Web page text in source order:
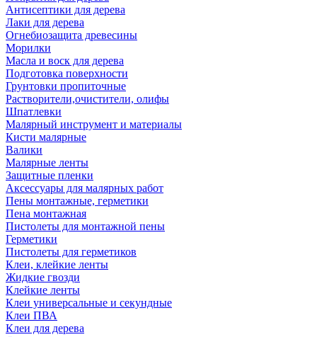
Антисептики для дерева
Лаки для дерева
Огнебиозащита древесины
Морилки
Масла и воск для дерева
Подготовка поверхности
Грунтовки пропиточные
Растворители,очистители, олифы
Шпатлевки
Малярный инструмент и материалы
Кисти малярные
Валики
Малярные ленты
Защитные пленки
Аксессуары для малярных работ
Пены монтажные, герметики
Пена монтажная
Пистолеты для монтажной пены
Герметики
Пистолеты для герметиков
Клеи, клейкие ленты
Жидкие гвозди
Клейкие ленты
Клеи универсальные и секундные
Клеи ПВА
Клеи для дерева